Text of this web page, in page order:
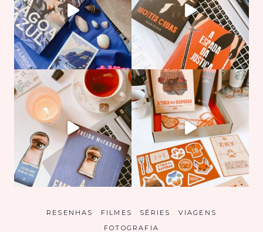
RESENHAS FILMES SÉRIES
VIAGENS
FOTOGRAFIA